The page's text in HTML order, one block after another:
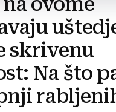
skrivenu
Na što